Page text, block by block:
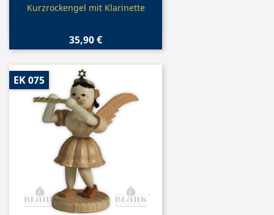
Vorschau
Kurzrockengel mit Klarinette
35,90 €
EK 075